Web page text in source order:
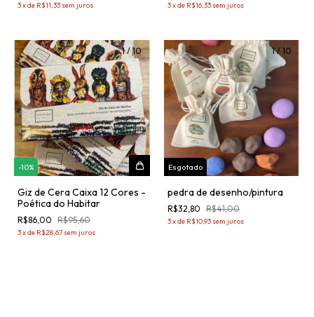
3xde R$11,33 sem juros 3xde R$16,33 sem juros
1/10
-10%
Giz de Cera Caixa 12 Cores -
Poética do Habitar
R$86,00 R$95,60
3xde R$28,67 sem juros
1/ 10
Esgotado
pedra de desenho/pintura
R$32,80 R$41,00
3xde R$10,93 sem juros